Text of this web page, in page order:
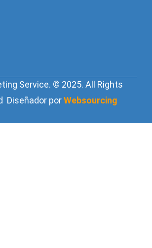
Service. © 2025. All Rights
Diseñador porWebsourcing